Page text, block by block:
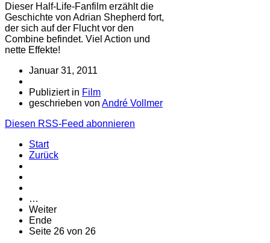
Dieser Half-Life-Fanfilm erzählt die
Geschichte von Adrian Shepherd fort,
der sich auf der Flucht vor den
Combine befindet. Viel Action und
nette Effekte!
Januar 31, 2011
Publiziert in Film
geschrieben von André Vollmer
Diesen RSS-Feed abonnieren
Start
Zurück
…
Weiter
Ende
Seite 26 von 26